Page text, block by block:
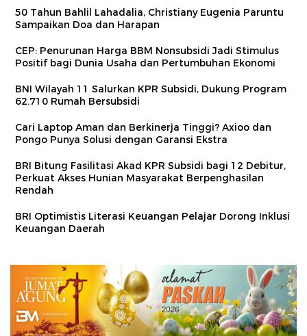
50 Tahun Bahlil Lahadalia, Christiany Eugenia Paruntu
Sampaikan Doa dan Harapan
CEP: Penurunan Harga BBM Nonsubsidi Jadi Stimulus
Positif bagi Dunia Usaha dan Pertumbuhan Ekonomi
BNI Wilayah 11 Salurkan KPR Subsidi, Dukung Program
62.710 Rumah Bersubsidi
Cari Laptop Aman dan Berkinerja Tinggi? Axioo dan
Pongo Punya Solusi dengan Garansi Ekstra
BRI Bitung Fasilitasi Akad KPR Subsidi bagi 12 Debitur,
Perkuat Akses Hunian Masyarakat Berpenghasilan
Rendah
BRI Optimistis Literasi Keuangan Pelajar Dorong Inklusi
Keuangan Daerah